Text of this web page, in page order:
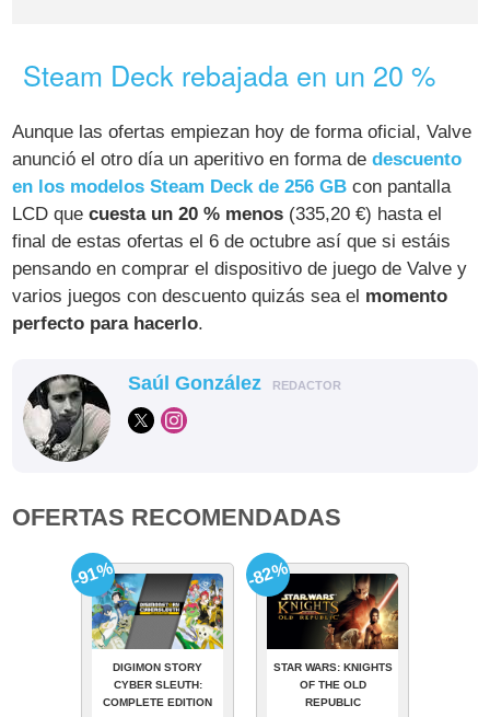
Steam Deck rebajada en un 20 %
Aunque las ofertas empiezan hoy de forma oficial, Valve
anunció el otro día un aperitivo en forma dedescuento
en los modelos Steam Deck de 256 GB con pantalla
LCD quecuesta un 20 % menos (335,20 €) hasta el
final de estas ofertas el 6 de octubre así que si estáis
pensando en comprar el dispositivo de juego de Valve y
varios juegos con descuento quizás sea el momento
perfecto para hacerlo.
Saúl González REDACTOR
OFERTAS RECOMENDADAS
DIGIMON STORY
CYBER SLEUTH:
COMPLETE EDITION
-91%
STAR WARS: KNIGHTS
OF THE OLD
REPUBLIC
-82%